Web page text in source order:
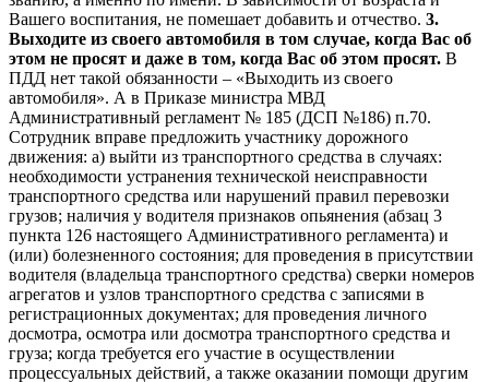
Вашего воспитания, не помешает добавить и отчество. 3.
Выходите из своего автомобиля в том случае, когда Вас об
этом не просят и даже в том, когда Вас об этом просят. В
ПДД нет такой обязанности – «Выходить из своего
автомобиля». А в Приказе министра МВД
Административный регламент № 185 (ДСП №186) п.70.
Сотрудник вправе предложить участнику дорожного
движения: а) выйти из транспортного средства в случаях:
необходимости устранения технической неисправности
транспортного средства или нарушений правил перевозки
грузов; наличия у водителя признаков опьянения (абзац 3
пункта 126 настоящего Административного регламента) и
(или) болезненного состояния; для проведения в присутствии
водителя (владельца транспортного средства) сверки номеров
агрегатов и узлов транспортного средства с записями в
регистрационных документах; для проведения личного
досмотра, осмотра или досмотра транспортного средства и
груза; когда требуется его участие в осуществлении
процессуальных действий, а также оказании помощи другим